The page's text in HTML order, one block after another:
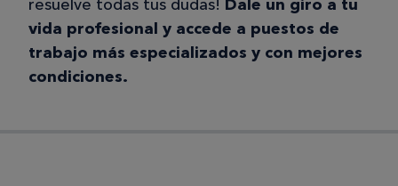
resuelve todas tus dudas! Dale un giro a tu
vida profesional y accede a puestos de
trabajo más especializados y con mejores
condiciones.